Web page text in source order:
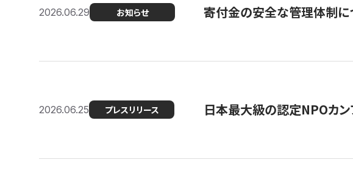
2026.06.29 お知らせ 寄付金の安全な管理体制に
2026.06.25 プレスリリース 日本最大級の認定NPOカ